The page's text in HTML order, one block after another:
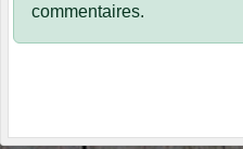
commentaires.